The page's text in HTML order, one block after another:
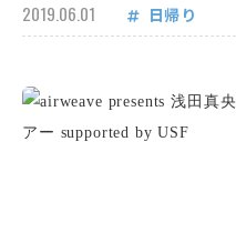
2019.06.01 日帰り